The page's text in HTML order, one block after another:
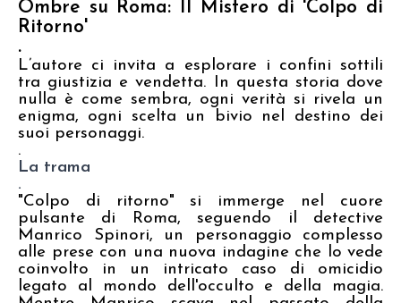
Ombre su Roma: Il Mistero di 'Colpo di
Ritorno'
.
L’autore ci invita a esplorare i confini sottili
tra giustizia e vendetta. In questa storia dove
nulla è come sembra, ogni verità si rivela un
enigma, ogni scelta un bivio nel destino dei
suoi personaggi.
.
La trama
.
"Colpo di ritorno" si immerge nel cuore
pulsante di Roma, seguendo il detective
Manrico Spinori,
un personaggio complesso
alle prese con una nuova indagine che lo vede
coinvolto in un intricato caso di omicidio
legato al mondo dell'occulto e della magia.